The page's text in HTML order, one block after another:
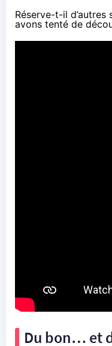
Réserve-t-il d’autres
avons tenté de
Du bon… et